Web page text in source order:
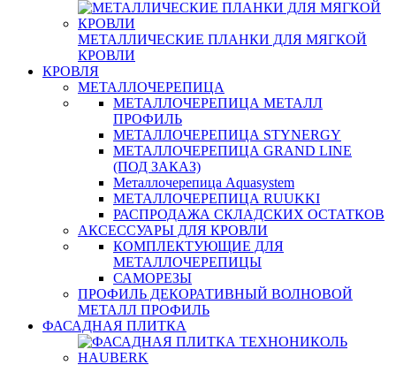
МЕТАЛЛИЧЕСКИЕ ПЛАНКИ ДЛЯ МЯГКОЙ
КРОВЛИ
КРОВЛЯ
МЕТАЛЛОЧЕРЕПИЦА
МЕТАЛЛОЧЕРЕПИЦА МЕТАЛЛ
ПРОФИЛЬ
МЕТАЛЛОЧЕРЕПИЦА STYNERGY
МЕТАЛЛОЧЕРЕПИЦА GRAND LINE
(ПОД ЗАКАЗ)
Металлочерепица Aquasystem
МЕТАЛЛОЧЕРЕПИЦА RUUKKI
РАСПРОДАЖА СКЛАДСКИХ ОСТАТКОВ
АКСЕССУАРЫ ДЛЯ КРОВЛИ
КОМПЛЕКТУЮЩИЕ ДЛЯ
МЕТАЛЛОЧЕРЕПИЦЫ
САМОРЕЗЫ
ПРОФИЛЬ ДЕКОРАТИВНЫЙ ВОЛНОВОЙ
МЕТАЛЛ ПРОФИЛЬ
ФАСАДНАЯ ПЛИТКА